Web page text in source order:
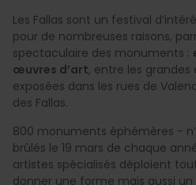
Les Fallas sont un festival
pour de nombreuses raisons,
spectaculaire des monuments :
œuvres d’art, entre les
exposées dans les rues de
des Fallas.
800 monuments éphémères -
brûlés le 19 mars de chaque
artistes spécialisés déploient
donner une forme mais aussi